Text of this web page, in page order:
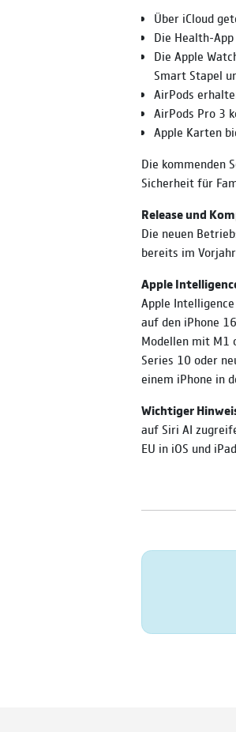
Über iCloud
Die Health-
Die Apple
Smart Stapel
AirPods
AirPods Pro 3
Apple Karten
Die kommenden
Sicherheit für
Release und
Die neuen
bereits im
Apple
Apple
auf den iPhone
Modellen mit M1
Series 10 oder
einem iPhone in
Wichtiger
auf Siri AI
EU in iOS und